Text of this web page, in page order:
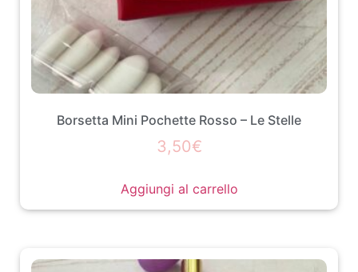
Borsetta Mini Pochette Rosso – Le Stelle
3,50€
Aggiungi al carrello